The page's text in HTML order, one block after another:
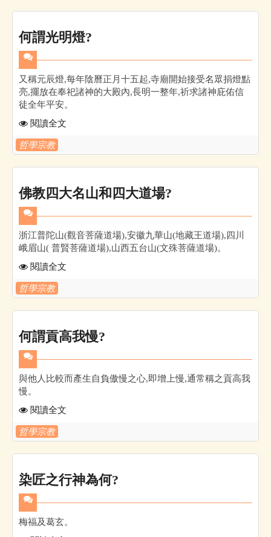
何謂光明燈?
又稱元辰燈,每年陰曆正月十五起,寺廟開始接受名眾捐燈點
亮,擺放在奉祀諸神的大殿內,長明一整年,祈求諸神庇佑信
徒全年平安。
閱讀全文
哲學宗教
佛教四大名山和四大道場?
浙江普陀山(觀音菩薩道場),安徽九華山(地藏王道場),四川
峨眉山( 普賢菩薩道場),山西五台山(文殊菩薩道場)。
閱讀全文
哲學宗教
何謂貢高我慢?
與他人比較而產生自負傲慢之心,即增上慢,通常稱之貢高我
慢。
閱讀全文
哲學宗教
染匠之行神為何?
梅福及葛玄。